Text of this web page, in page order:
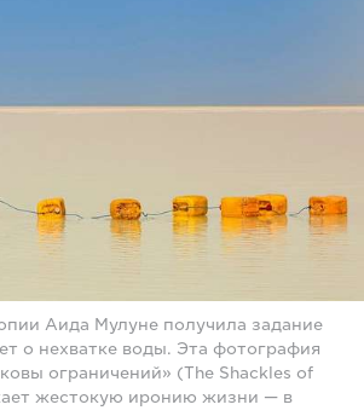
Аида Мулуне получила задание
о нехватке воды. Эта фотография
ограничений» (The Shackles of
жестокую иронию жизни — в